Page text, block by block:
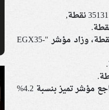
وقفز مؤشر "إيجي إكس 30 للعائد الكلي" بنسبة 0.46% ليصل إلى مستوى 15791 نقطة، وزاد مؤشر "EGX35-
وقفز مؤشر الشريعة الإسلامية بنسبة 0.62% ليصل إلى مستوى 3473 نقطة، فيما تراجع مؤشر تميز بنسبة 4.2%